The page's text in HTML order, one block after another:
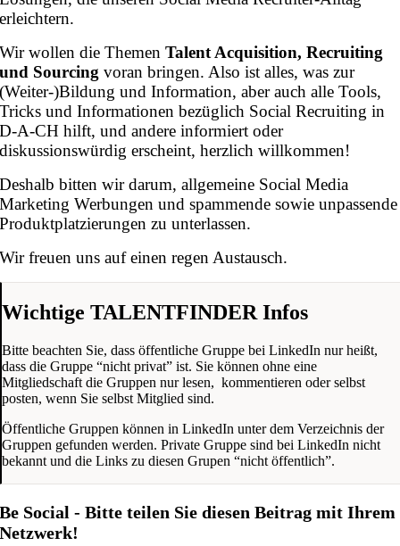
erleichtern.
Wir wollen die ThemenTalent Acquisition, Recruiting
und Sourcing voran bringen. Also ist alles, was zur
(Weiter-)Bildung und Information, aber auch alle Tools,
Tricks und Informationen bezüglich Social Recruiting in
D-A-CH hilft, und andere informiert oder
diskussionswürdig erscheint, herzlich willkommen!
Deshalb bitten wir darum, allgemeine Social Media
Marketing Werbungen und spammende sowie unpassende
Produktplatzierungen zu unterlassen.
Wir freuen uns auf einen regen Austausch.
Wichtige TALENTFINDER Infos
Bitte beachten Sie, dass öffentliche Gruppe bei LinkedIn nur heißt,
dass die Gruppe “nicht privat” ist. Sie können ohne eine
Mitgliedschaft die Gruppen nur lesen, kommentieren oder selbst
posten, wenn Sie selbst Mitglied sind.
Öffentliche Gruppen können in LinkedIn unter dem Verzeichnis der
Gruppen gefunden werden. Private Gruppe sind bei LinkedIn nicht
bekannt und die Links zu diesen Grupen “nicht öffentlich”.
Be Social - Bitte teilen Sie diesen Beitrag mit Ihrem
Netzwerk!